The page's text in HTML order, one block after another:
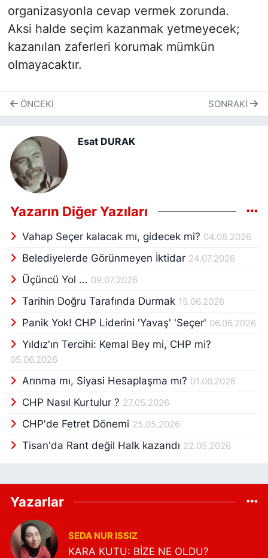
organizasyonla cevap vermek zorunda.
Aksi halde seçim kazanmak yetmeyecek;
kazanılan zaferleri korumak mümkün
olmayacaktır.
ÖNCEKI SONRAKI
Esat DURAK
Yazarın Diğer Yazıları
Vahap Seçer kalacak mı, gidecek mi? 04.08.2026
Belediyelerde Görünmeyen İktidar 24.07.2026
Üçüncü Yol ... 09.07.2026
Tarihin Doğru Tarafında Durmak 15.06.2026
Panik Yok! CHP Liderini 'Yavaş' 'Seçer' 06.06.2026
Yıldız'ın Tercihi: Kemal Bey mi, CHP mi?
05.06.2026
Arınma mı, Siyasi Hesaplaşma mı? 01.06.2026
CHP Nasıl Kurtulur ? 27.05.2026
CHP'de Fetret Dönemi 25.05.2026
Tisan'da Rant değil Halk kazandı 22.05.2026
Yazarlar
SEDA NUR ISSIZ
KARA KUTU: BİZE NE OLDU?